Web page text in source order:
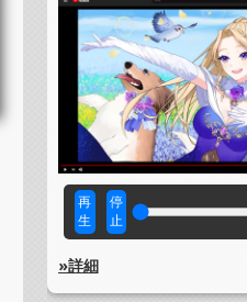
再
生
停
止
»詳細